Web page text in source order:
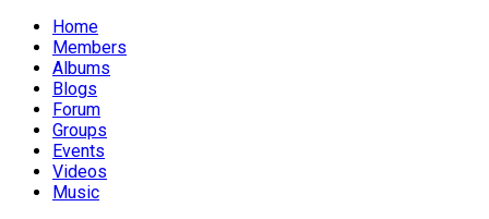
Home
Members
Albums
Blogs
Forum
Groups
Events
Videos
Music